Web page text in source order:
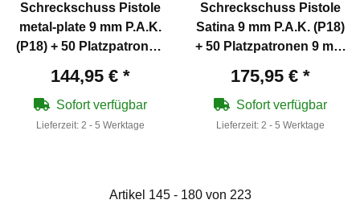
Schreckschuss Pistole
metal-plate 9 mm P.A.K.
(P18) + 50 Platzpatronen
144,95 € *
Sofort verfügbar
Lieferzeit: 2 - 5 Werktage
Schreckschuss Pistole
Satina 9 mm P.A.K. (P18)
+ 50 Platzpatronen 9 mm
175,95 € *
Sofort verfügbar
Lieferzeit: 2 - 5 Werktage
Artikel 145 - 180 von 223